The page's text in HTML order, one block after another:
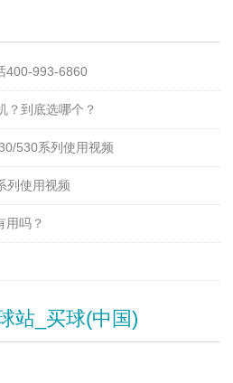
400-993-6860
？到底选哪个？
530系列使用视频
列使用视频
用吗？
站_买球(中国)